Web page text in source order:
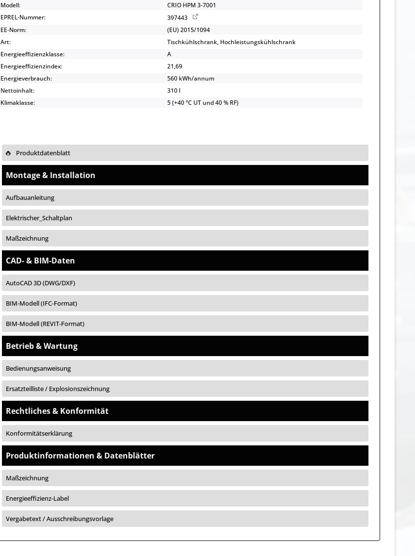
Modell:
CRIO HPM 3-7001
EPREL-Nummer:
397443
EE-Norm:
(EU) 2015/1094
Art:
Tischkühlschrank, Hochleistungskühlschrank
Energieeffizienzklasse:
A
Energieeffizienzindex:
21,69
Energieverbrauch:
560 kWh/annum
Nettoinhalt:
310 l
Klimaklasse:
5 (+40 °C UT und 40 % RF)
Produktdatenblatt
Montage & Installation
Aufbauanleitung
Elektrischer_Schaltplan
Maßzeichnung
CAD- & BIM-Daten
AutoCAD 3D (DWG/DXF)
BIM-Modell (IFC-Format)
BIM-Modell (REVIT-Format)
Betrieb & Wartung
Bedienungsanweisung
Ersatzteilliste / Explosionszeichnung
Rechtliches & Konformität
Konformitätserklärung
Produktinformationen & Datenblätter
Maßzeichnung
Energieeffizienz-Label
Vergabetext / Ausschreibungsvorlage